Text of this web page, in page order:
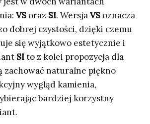
VS oraz SI. WersjaVS oznacza
dobrej czystości, dzięki czemu
się wyjątkowo estetycznie i
SIto z kolei propozycja dla
zachować naturalne piękno
wygląd kamienia,
bardziej korzystny